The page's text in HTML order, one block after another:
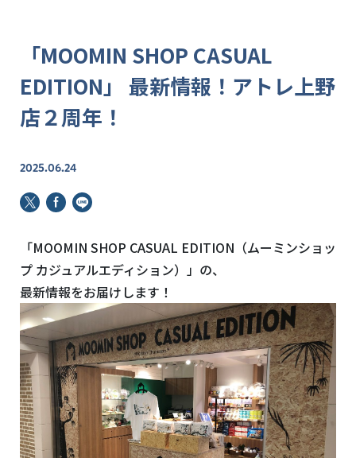
「MOOMIN SHOP CASUAL
EDITION」 最新情報！アトレ上野
店２周年！
2025.06.24
「MOOMIN SHOP CASUAL EDITION（ムーミンショッ
プ カジュアルエディション）」の、
最新情報をお届けします！